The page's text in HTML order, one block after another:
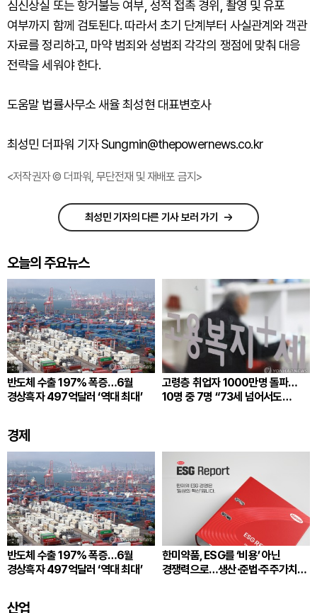
심신상실 또는 항거불능 여부, 성적 접촉 경위, 촬영 및 유포
여부까지 함께 검토된다. 따라서 초기 단계부터 사실관계와 객관
자료를 정리하고, 마약 범죄와 성범죄 각각의 쟁점에 맞춰 대응
전략을 세워야 한다.
도움말 법률사무소 새율 최성현 대표변호사
최성민 더파워 기자 Sungmin@thepowernews.co.kr
<저작권자 © 더파워, 무단전재 및 재배포 금지>
최성민 기자의 다른 기사 보러 가기
오늘의 주요뉴스
반도체 수출 197% 폭증…6월
경상흑자 497억달러 ‘역대 최대’
고령층 취업자 1000만명 돌파…
10명 중 7명 “73세 넘어서도
경제
반도체 수출 197% 폭증…6월
경상흑자 497억달러 ‘역대 최대’
한미약품, ESG를 ‘비용’ 아닌
경쟁력으로…생산·준법·주주가치
산업